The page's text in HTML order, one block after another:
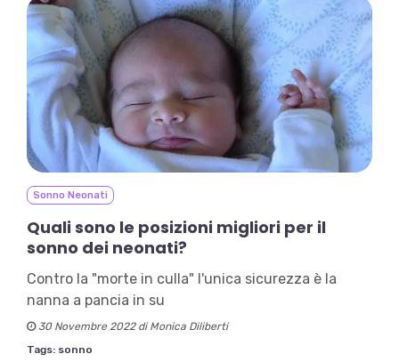
Sonno Neonati
Quali sono le posizioni migliori per il
sonno dei neonati?
Contro la "morte in culla" l'unica sicurezza è la
nanna a pancia in su
30 Novembre 2022 di Monica Diliberti
Tags: sonno